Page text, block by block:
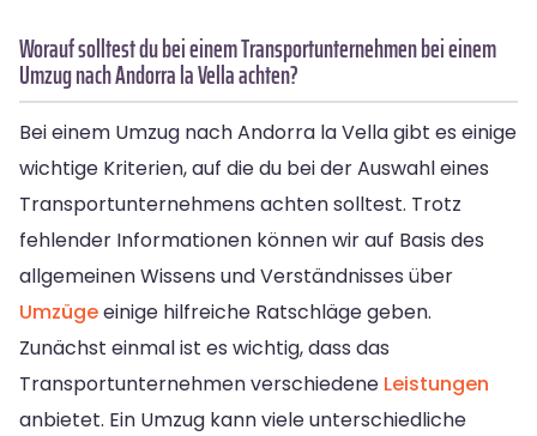
Worauf solltest du bei einem Transportunternehmen bei einem
Umzug nach Andorra la Vella achten?
Bei einem Umzug nach Andorra la Vella gibt es einige
wichtige Kriterien, auf die du bei der Auswahl eines
Transportunternehmens achten solltest. Trotz
fehlender Informationen können wir auf Basis des
allgemeinen Wissens und Verständnisses über
Umzügeeinige hilfreiche Ratschläge geben.
Zunächst einmal ist es wichtig, dass das
Transportunternehmen verschiedene Leistungen
anbietet. Ein Umzug kann viele unterschiedliche